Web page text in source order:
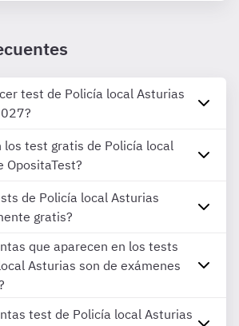
test de Policía local Asturias
los test gratis de Policía local
OpositaTest?
de Policía local Asturias
gratis?
que aparecen en los tests
Asturias son de exámenes
test de Policía local Asturias